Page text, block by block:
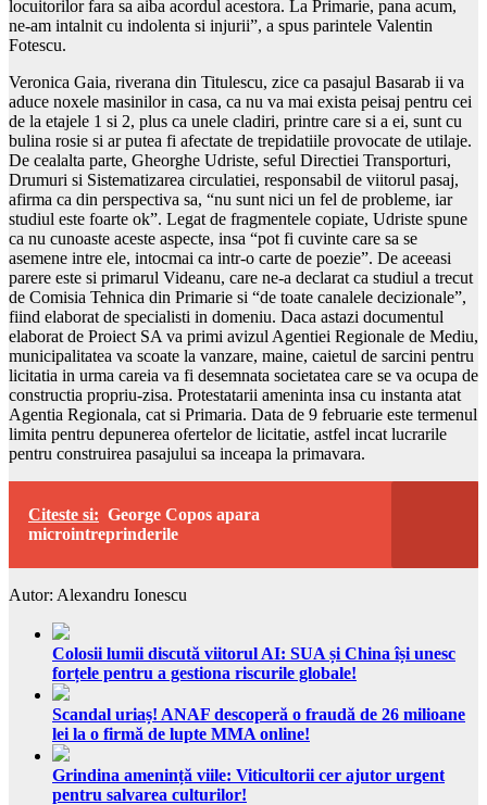
locuitorilor fara sa aiba acordul acestora. La Primarie, pana acum,
ne-am intalnit cu indolenta si injurii”, a spus parintele Valentin
Fotescu.
Veronica Gaia, riverana din Titulescu, zice ca pasajul Basarab ii va
aduce noxele masinilor in casa, ca nu va mai exista peisaj pentru cei
de la etajele 1 si 2, plus ca unele cladiri, printre care si a ei, sunt cu
bulina rosie si ar putea fi afectate de trepidatiile provocate de utilaje.
De cealalta parte, Gheorghe Udriste, seful Directiei Transporturi,
Drumuri si Sistematizarea circulatiei, responsabil de viitorul pasaj,
afirma ca din perspectiva sa, “nu sunt nici un fel de probleme, iar
studiul este foarte ok”. Legat de fragmentele copiate, Udriste spune
ca nu cunoaste aceste aspecte, insa “pot fi cuvinte care sa se
asemene intre ele, intocmai ca intr-o carte de poezie”. De aceeasi
parere este si primarul Videanu, care ne-a declarat ca studiul a trecut
de Comisia Tehnica din Primarie si “de toate canalele decizionale”,
fiind elaborat de specialisti in domeniu. Daca astazi documentul
elaborat de Proiect SA va primi avizul Agentiei Regionale de Mediu,
municipalitatea va scoate la vanzare, maine, caietul de sarcini pentru
licitatia in urma careia va fi desemnata societatea care se va ocupa de
constructia propriu-zisa. Protestatarii ameninta insa cu instanta atat
Agentia Regionala, cat si Primaria. Data de 9 februarie este termenul
limita pentru depunerea ofertelor de licitatie, astfel incat lucrarile
pentru construirea pasajului sa inceapa la primavara.
Citeste si: George Copos apara
microintreprinderile
Autor: Alexandru Ionescu
Colosii lumii discută viitorul AI: SUA și China își unesc
forțele pentru a gestiona riscurile globale!
Scandal uriaș! ANAF descoperă o fraudă de 26 milioane
lei la o firmă de lupte MMA online!
Grindina amenință viile: Viticultorii cer ajutor urgent
pentru salvarea culturilor!